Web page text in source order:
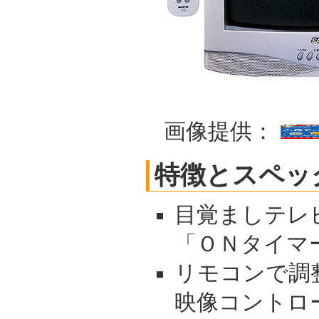
画像提供：
特徴とスペッ
目覚ましテ
「ＯＮタイ
リモコンで
映像コントロ